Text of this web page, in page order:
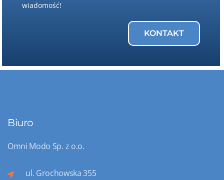
wiadomość!
KONTAKT
Biuro
Omni Modo Sp. z o.o.
ul. Grochowska 355